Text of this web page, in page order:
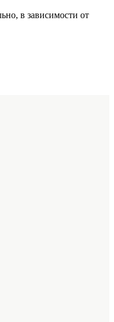
в зависимости от